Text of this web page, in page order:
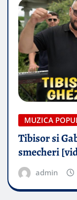
MUZICA
Tibisor si
smecheri
admin